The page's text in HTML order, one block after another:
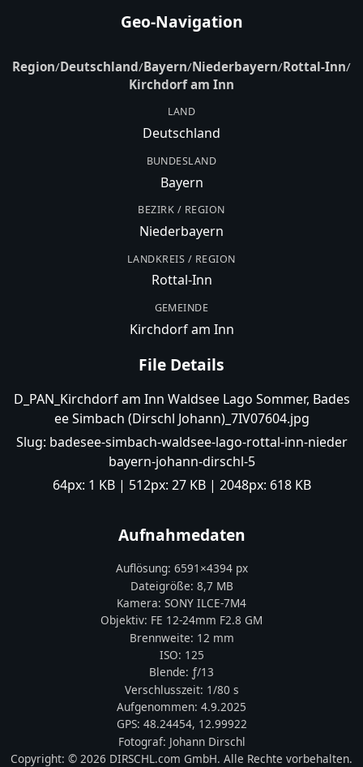
Geo-Navigation
Region/Deutschland/Bayern/Niederbayern/Rottal-Inn/
Kirchdorf am Inn
LAND
Deutschland
BUNDESLAND
Bayern
BEZIRK / REGION
Niederbayern
LANDKREIS / REGION
Rottal-Inn
GEMEINDE
Kirchdorf am Inn
File Details
D_PAN_Kirchdorf am Inn Waldsee Lago Sommer, Bades
ee Simbach (Dirschl Johann)_7IV07604.jpg
Slug: badesee-simbach-waldsee-lago-rottal-inn-nieder
bayern-johann-dirschl-5
64px: 1 KB| 512px: 27 KB| 2048px: 618 KB
Aufnahmedaten
Auflösung: 6591 ×4394px
Dateigröße: 8,7 MB
Kamera: SONY ILCE-7M4
Objektiv: FE 12-24mm F2.8 GM
Brennweite: 12 mm
ISO: 125
Blende: ƒ/13
Verschlusszeit: 1/80 s
Aufgenommen: 4.9.2025
GPS: 48.24454, 12.99922
Fotograf: Johann Dirschl
Copyright: © 2026 DIRSCHL.com GmbH. Alle Rechte vorbehalten.